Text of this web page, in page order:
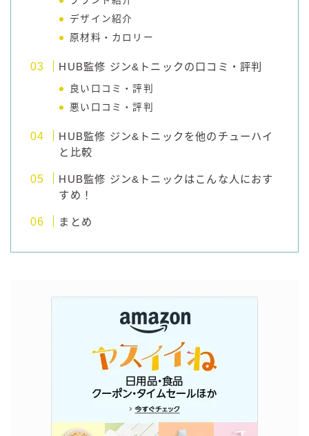
デザイン紹介
原材料・カロリー
HUB監修 ジン&トニックの口コミ・評判
良い口コミ・評判
悪い口コミ・評判
HUB監修 ジン&トニックを他のチューハイ
と比較
HUB監修 ジン&トニックはこんな人におす
すめ！
まとめ